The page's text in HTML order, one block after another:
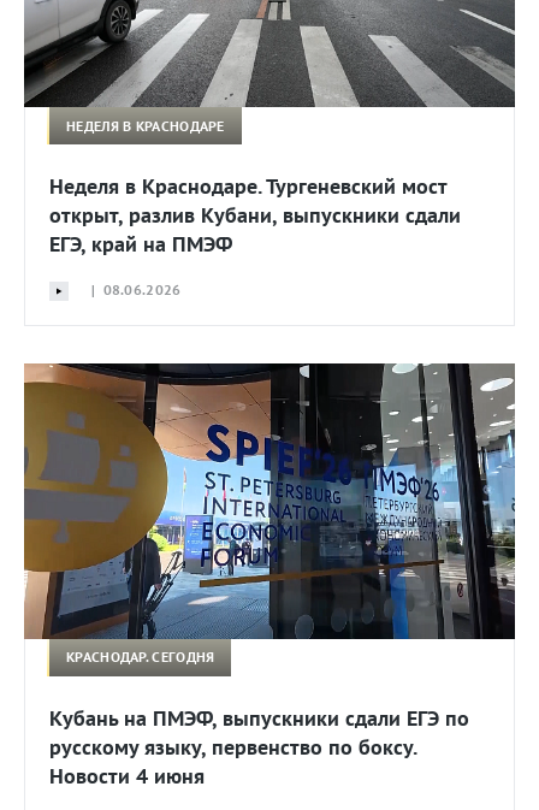
НЕДЕЛЯ В КРАСНОДАРЕ
Неделя в Краснодаре. Тургеневский мост
открыт, разлив Кубани, выпускники сдали
ЕГЭ, край на ПМЭФ
| 08.06.2026
КРАСНОДАР. СЕГОДНЯ
Кубань на ПМЭФ, выпускники сдали ЕГЭ по
русскому языку, первенство по боксу.
Новости 4 июня